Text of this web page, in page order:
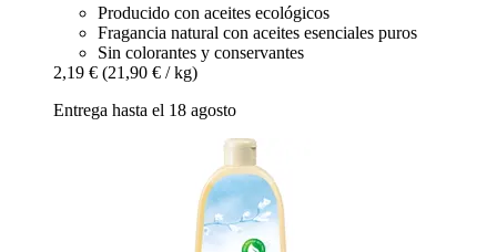
Producido con aceites ecológicos
Fragancia natural con aceites esenciales puros
Sin colorantes y conservantes
2,19 € (21,90 € / kg)
Entrega hasta el 18 agosto